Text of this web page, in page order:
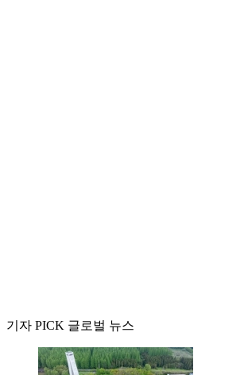
기자 PICK 글로벌 뉴스